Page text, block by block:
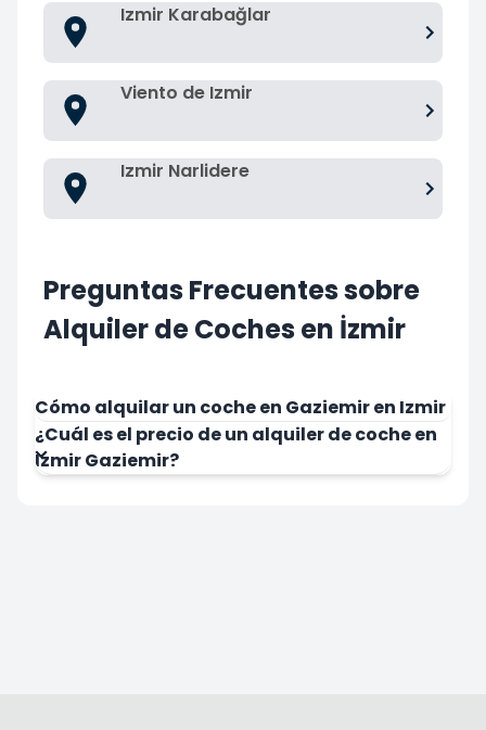
Izmir Karabağlar
Viento de Izmir
Izmir Narlidere
Preguntas Frecuentes sobre
Alquiler de Coches en İzmir
Cómo alquilar un coche en Gaziemir en Izmir
¿Cuál es el precio de un alquiler de coche en
Izmir Gaziemir?